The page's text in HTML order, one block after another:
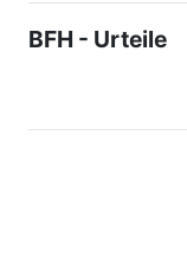
BFH - Urteile